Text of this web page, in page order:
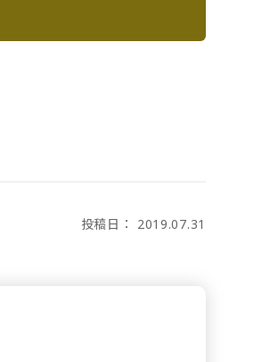
投稿日： 2019.07.31